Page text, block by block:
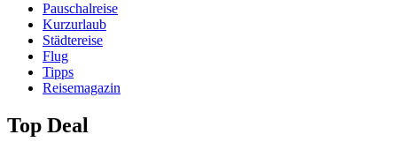
Pauschalreise
Kurzurlaub
Städtereise
Flug
Tipps
Reisemagazin
Top Deal